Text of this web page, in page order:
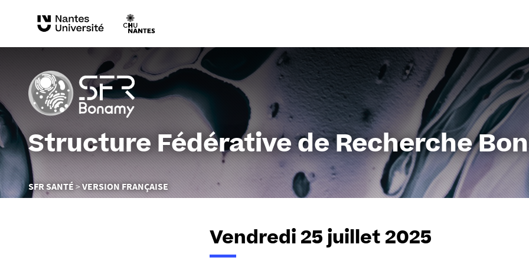
Structure Fédérative de Recherche
Vous
êtes
SFR SANTÉ VERSION FRANÇAISE
Vendredi 25 juillet 2025